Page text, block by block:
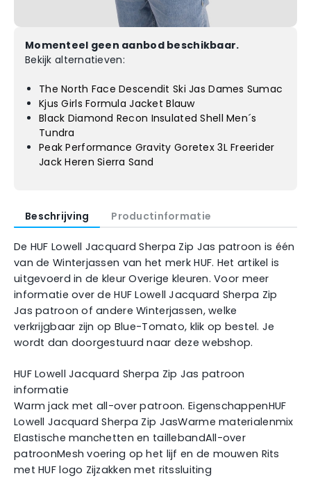
Momenteel geen aanbod beschikbaar.
Bekijk alternatieven:
The North Face Descendit Ski Jas Dames Sumac
Kjus Girls Formula Jacket Blauw
Black Diamond Recon Insulated Shell Men´s
Tundra
Peak Performance Gravity Goretex 3L Freerider
Jack Heren Sierra Sand
Beschrijving Productinformatie
De HUF Lowell Jacquard Sherpa Zip Jas patroon is één
van de Winterjassen van het merk HUF. Het artikel is
uitgevoerd in de kleur Overige kleuren. Voor meer
informatie over de HUF Lowell Jacquard Sherpa Zip
Jas patroon of andere Winterjassen, welke
verkrijgbaar zijn op Blue-Tomato, klik op bestel. Je
wordt dan doorgestuurd naar deze webshop.
HUF Lowell Jacquard Sherpa Zip Jas patroon
informatie
Warm jack met all-over patroon. EigenschappenHUF
Lowell Jacquard Sherpa Zip JasWarme materialenmix
Elastische manchetten en taillebandAll-over
patroonMesh voering op het lijf en de mouwen Rits
met HUF logo Zijzakken met ritssluiting